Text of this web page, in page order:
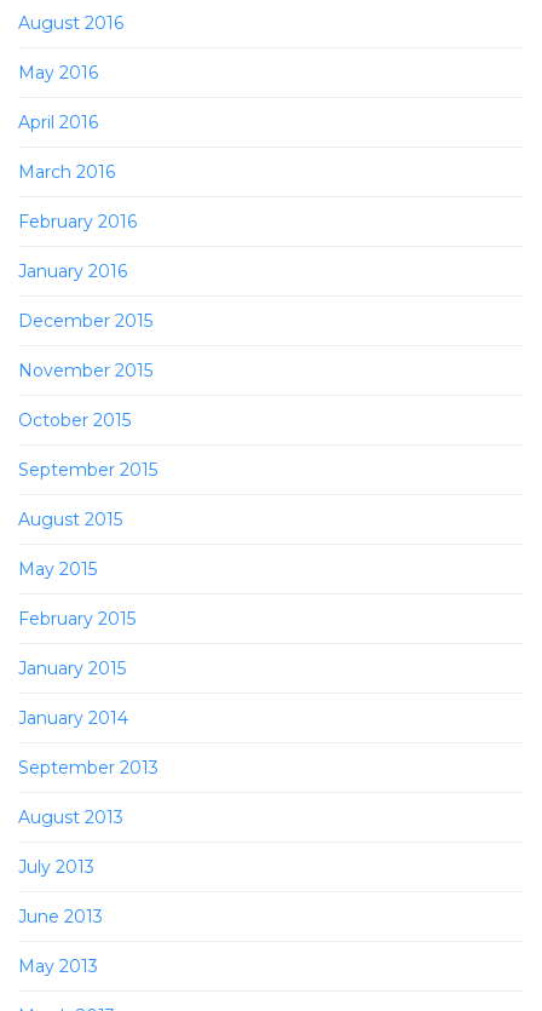
August 2016
May 2016
April 2016
March 2016
February 2016
January 2016
December 2015
November 2015
October 2015
September 2015
August 2015
May 2015
February 2015
January 2015
January 2014
September 2013
August 2013
July 2013
June 2013
May 2013